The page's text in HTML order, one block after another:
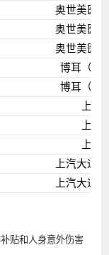
奥世美医
奥世美医
奥世美医
博耳（无
博耳（无
上能
上能
上能
上汽大通
上汽大通
贴和人身意外伤害